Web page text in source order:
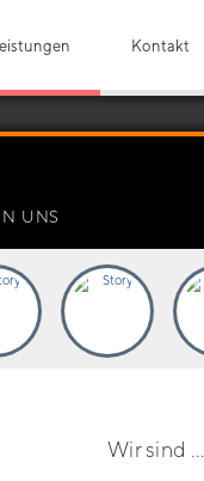
Kontakt
UNS
Wir sind ...